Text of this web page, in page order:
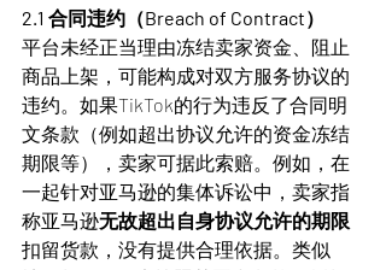
2.1 合同违约（Breach of Contract）
平台未经正当理由冻结卖家资金、阻止
商品上架，可能构成对双方服务协议的
违约。如果TikTok的行为违反了合同明
文条款（例如超出协议允许的资金冻结
期限等），卖家可据此索赔。例如，在
一起针对亚马逊的集体诉讼中，卖家指
称亚马逊无故超出自身协议允许的期限
扣留货款，没有提供合理依据。类似